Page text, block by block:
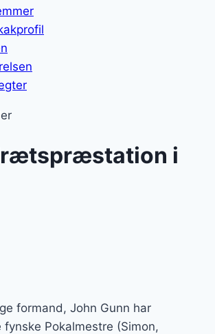
i
formand, John Gunn har
Pokalmestre (Simon,